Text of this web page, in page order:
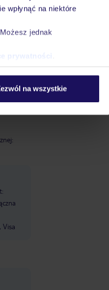
wpłynąć na niektóre
jednak
prywatności
na wszystkie
i
Visa
Zobacz inne